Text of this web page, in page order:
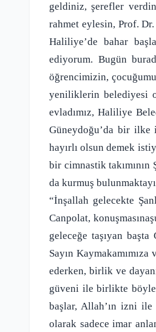
geldiniz, şerefler
rahmet eylesin, Prof.
Haliliye’de bahar
ediyorum. Bugün
öğrencimizin,
yeniliklerin belediyesi
evladımız, Haliliye
Güneydoğu’da bir ilke
hayırlı olsun demek
bir cimnastik
da kurmuş
“İnşallah gelecekte
Canpolat,
geleceğe taşıyan
Sayın
ederken, birlik ve
güveni ile birlikte böyle
başlar, Allah’ın izni
olarak sadece imar